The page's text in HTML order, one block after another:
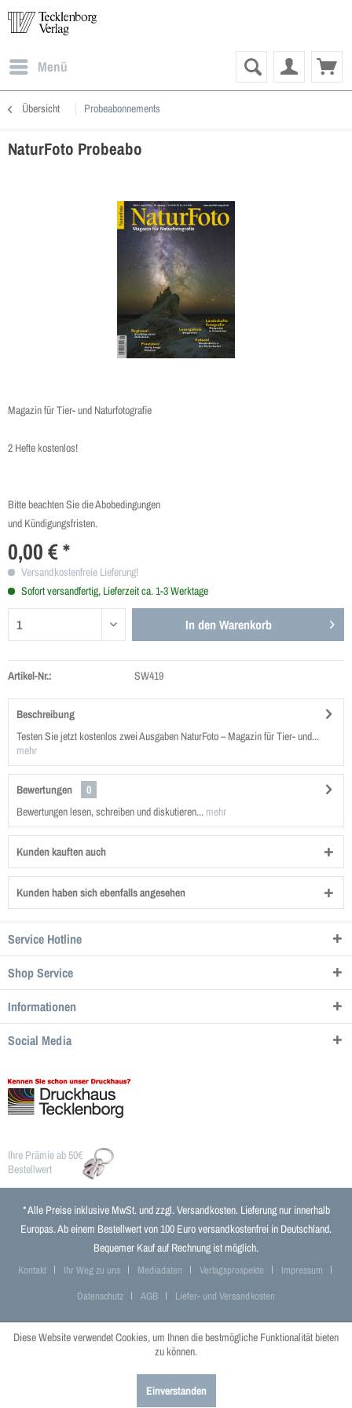
Menü
Übersicht Probeabonnements
NaturFoto Probeabo
Magazin für Tier- und Naturfotografie
2 Hefte kostenlos!
Bitte beachten Sie die Abobedingungen
und Kündigungsfristen.
0,00 € *
Versandkostenfreie Lieferung!
Sofort versandfertig, Lieferzeit ca. 1-3 Werktage
In den Warenkorb
Artikel-Nr.: SW419
Beschreibung
Testen Sie jetzt kostenlos zwei Ausgaben NaturFoto – Magazin für Tier- und...
mehr
Bewertungen
0
Bewertungen lesen, schreiben und diskutieren... mehr
Kunden kauften auch
Kunden haben sich ebenfalls angesehen
Service Hotline
Shop Service
Informationen
Social Media
Ihre Prämie ab 50€
Bestellwert
* Alle Preise inklusive MwSt. und zzgl.Versandkosten. Lieferung nur innerhalb
Europas. Ab einem Bestellwert von 100 Euro versandkostenfrei in Deutschland.
Bequemer Kauf auf Rechnung ist möglich.
Kontakt Ihr Weg zu uns Mediadaten Verlagsprospekte
Impressum
Datenschutz
AGB Liefer- und Versandkosten
Diese Website verwendet Cookies, um Ihnen die bestmögliche Funktionalität bieten
zu können.
Einverstanden